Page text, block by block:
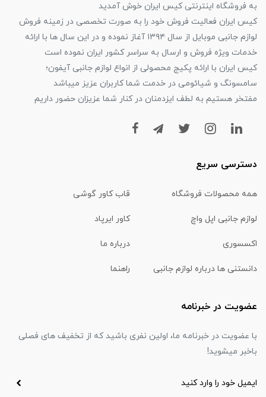
به فروشگاه اینترنتی کیس ایران خوش آمدید
کیس ایران فعالیت فروش خود را به صورت تخصصی در زمینه فروش
لوازم جانبی موبایل از سال ۱۳۹۴ آغاز نموده و در این سال ها با ارائه
خدمات ویژه فروش و ارسال به سراسر کشور ایران نموده است
کیس ایران با ارائه پکیج محصولی از انواع لوازم جانبی آیفون؛
سامسونگ و شیائومی در خدمت شما کاربران عزیز میباشد
مفتخر هستیم به لطف ایزدمنان در کنار شما عزیزان حضور داریم
دسترسی سریع
همه محصولات فروشگاه قاب کاور گوشی
لوازم جانبی اپل واچ کاور ایرپاد
اکسسوری درباره ما
دانستنی ها درباره لوازم جانبی راهنما
عضویت در خبرنامه
با عضویت در خبرنامه ما، اولین نفری باشید که از تخفیف های فصلی
باخبر میشوید!